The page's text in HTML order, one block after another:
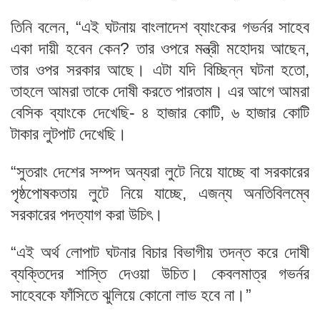
তিনি বলেন, “এই ঘটনায় বাংলাদেশ ব্যাংকের গভর্নর সাহেব
একা দায়ী হবেন কেন? তার ওপরে মন্ত্রী মহোদয় আছেন,
তার ওপর সরকার আছে। এটা যদি বিচ্ছিন্ন ঘটনা হতো,
তাহলে আমরা তাকে দোষী করতে পারতাম। এর আগে আমরা
বেসিক ব্যাংকে দেখেছি- ৪ হাজার কোটি, ৬ হাজার কোটি
টাকার লুটপাট দেখেছি।
“সুতরাং দেশের সম্পদ অন্যরা লুটে নিয়ে যাচ্ছে বা সরকারের
পৃষ্ঠপোষকতায় লুটে নিয়ে যাচ্ছে, এজন্য অনতিবিলম্বে
সরকারের পদত্যাগ করা উচিৎ।
“এই অর্থ লোপাট ঘটনার বিচার বিভাগীয় তদন্ত করে দোষী
ব্যক্তিদের শাস্তি দেওয়া উচিত। কেবলমাত্র গভর্নর
সাহেবকে ফাঁসিতে ঝুলিয়ে কোনো লাভ হবে না।”